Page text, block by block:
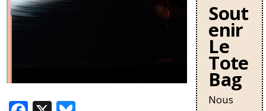
travailleurs
sans-
papiers en
France se
durcit avec
une
nouvelle
circulaire
de Bruno
Sout
enir
Le
Tote
Bag
Nous